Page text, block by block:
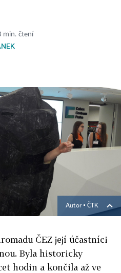
min. čtení
Autor ▪ ČTK
ČEZ její účastníci
Byla historicky
hodin a končila až ve